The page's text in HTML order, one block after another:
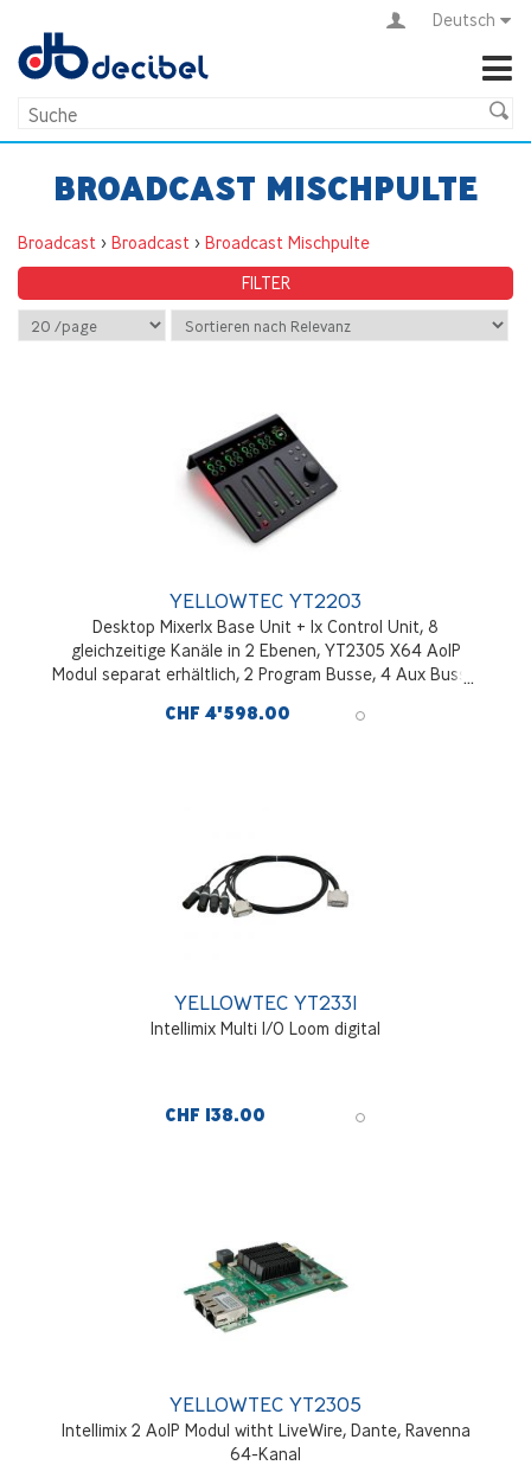
Deutsch
BROADCAST MISCHPULTE
Broadcast > Broadcast > Broadcast Mischpulte
FILTER
YELLOWTEC YT2203
Desktop Mixer1x Base Unit + 1x Control Unit, 8
gleichzeitige Kanäle in 2 Ebenen, YT2305 X64 AoIP
Modul separat erhältlich, 2 Program Busse, 4 Aux Busse,
CHF 4'598.00
YELLOWTEC YT2331
Intellimix Multi I/O Loom digital
CHF 138.00
YELLOWTEC YT2305
Intellimix 2 AoIP Modul witht LiveWire, Dante, Ravenna
64-Kanal